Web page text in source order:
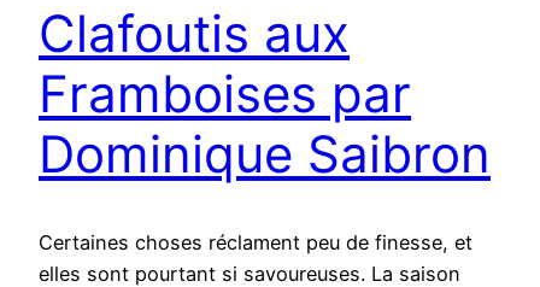
Clafoutis aux
Framboises par
Dominique Saibron
Certaines choses réclament peu de finesse, et
elles sont pourtant si savoureuses. La saison